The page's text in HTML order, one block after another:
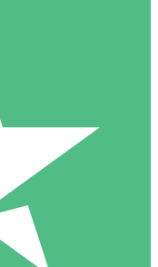
Pakete
Credits. Keine